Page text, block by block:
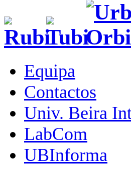
Equipa
Contactos
Univ. Beira
LabCom
UBInforma